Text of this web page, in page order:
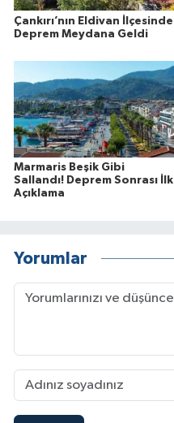
Çankırı’nın Eldivan İlçesinde
Deprem Meydana Geldi
Marmaris Beşik Gibi
Sallandı! Deprem Sonrası İlk
Açıklama
Yorumlar